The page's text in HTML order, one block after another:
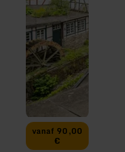
vanaf 90,00
€